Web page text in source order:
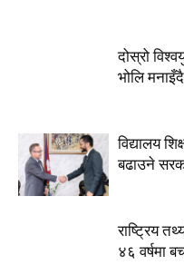
दोस्रो
भोलि मनाइँदै
विद्यालय
बढाउने
राष्ट्रिय
४६ वर्षमा